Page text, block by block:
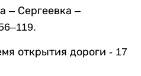
– Сергеевка –
открытия дороги - 17